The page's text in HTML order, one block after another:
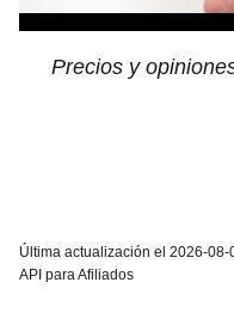
Precios y
Última actualización el 2026-
API para Afiliados